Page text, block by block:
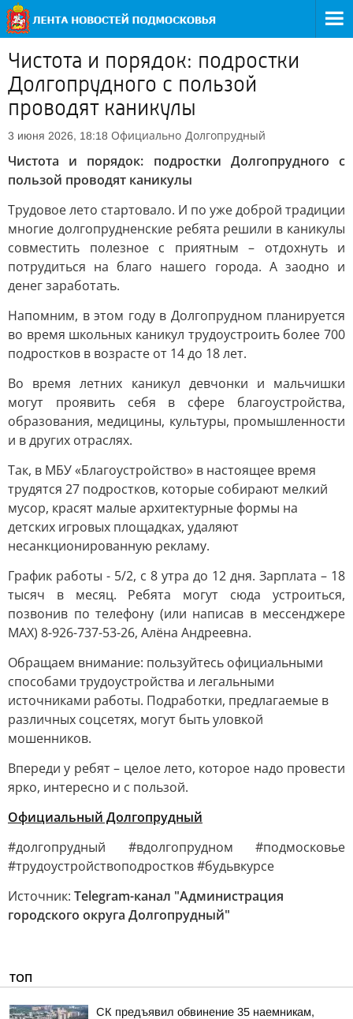
Чистота и порядок: подростки
Долгопрудного с пользой
проводят каникулы
3 июня 2026, 18:18 Официально Долгопрудный
Чистота и порядок: подростки Долгопрудного с
пользой проводят каникулы
Трудовое лето стартовало. И по уже доброй традиции
многие долгопрудненские ребята решили в каникулы
совместить полезное с приятным – отдохнуть и
потрудиться на благо нашего города. А заодно и
денег заработать.
Напомним, в этом году в Долгопрудном планируется
во время школьных каникул трудоустроить более 700
подростков в возрасте от 14 до 18 лет.
Во время летних каникул девчонки и мальчишки
могут проявить себя в сфере благоустройства,
образования, медицины, культуры, промышленности
и в других отраслях.
Так, в МБУ «Благоустройство» в настоящее время
трудятся 27 подростков, которые собирают мелкий
мусор, красят малые архитектурные формы на
детских игровых площадках, удаляют
несанкционированную рекламу.
График работы - 5/2, с 8 утра до 12 дня. Зарплата – 18
тысяч в месяц. Ребята могут сюда устроиться,
позвонив по телефону (или написав в мессенджере
МАХ) 8-926-737-53-26, Алёна Андреевна.
Обращаем внимание: пользуйтесь официальными
способами трудоустройства и легальными
источниками работы. Подработки, предлагаемые в
различных соцсетях, могут быть уловкой
мошенников.
Впереди у ребят – целое лето, которое надо провести
ярко, интересно и с пользой.
Официальный Долгопрудный
#долгопрудный #вдолгопрудном #подмосковье
#трудоустройствоподростков #будьвкурсе
Источник: Telegram-канал "Администрация
городского округа Долгопрудный"
ТОП
СК предъявил обвинение 35 наемникам,